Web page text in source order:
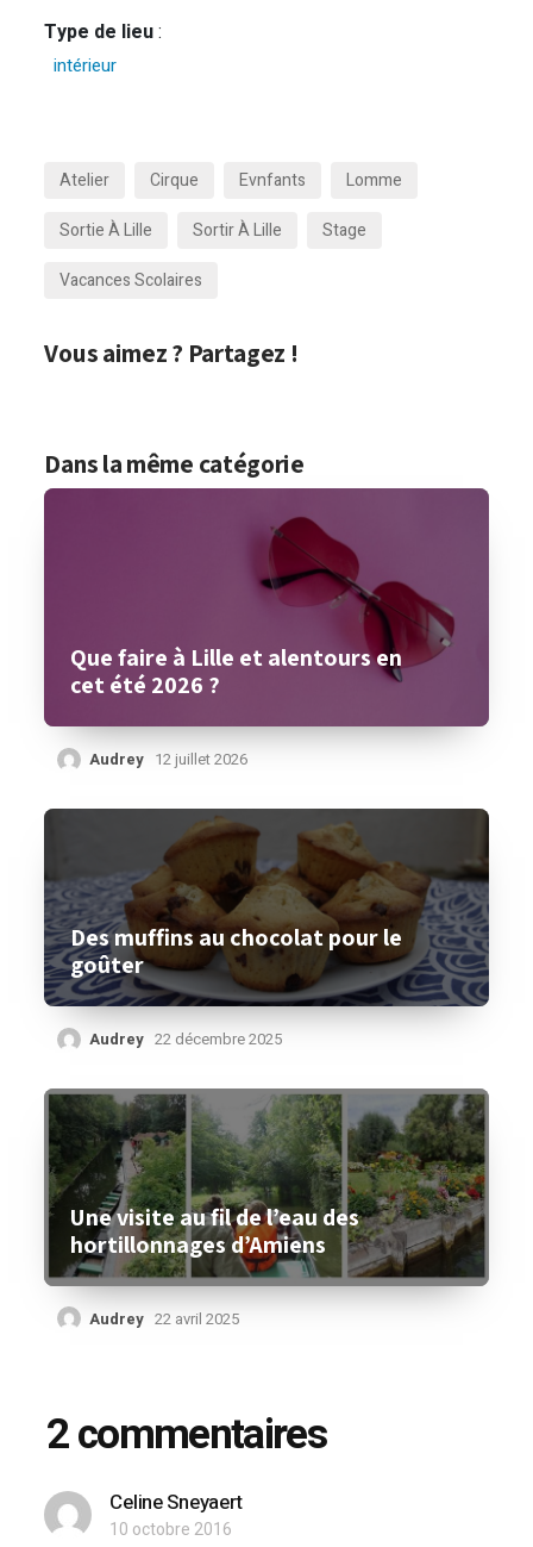
Type de lieu:
intérieur
Atelier Cirque Evnfants
Lomme
Sortie À Lille
Sortir À Lille
Stage
Vacances Scolaires
Vous aimez ? Partagez !
Dans la même catégorie
Que faire à Lille et alentours en
cet été 2026 ?
Audrey 12 juillet 2026
Des muffins au chocolat pour le
goûter
Audrey 22 décembre 2025
Une visite au fil de l’eau des
hortillonnages d’Amiens
Audrey 22 avril 2025
2 commentaires
Celine Sneyaert
10 octobre 2016